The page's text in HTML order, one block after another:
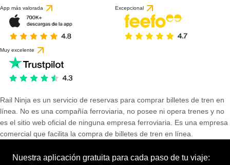
App más valorada Excepcional
Muy excelente
Rail Ninja es un servicio de reservas para comprar billetes de tren en
línea. No es una compañía ferroviaria, no posee ni opera trenes y no
es el sitio web oficial de ninguna empresa ferroviaria. Es una empresa
comercial que facilita la compra de billetes de tren en línea.
Nuestra aplicación gratuita para cada paso de tu viaje: